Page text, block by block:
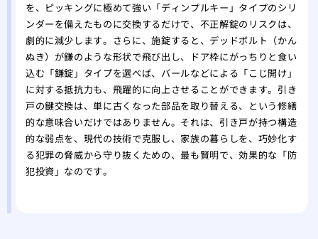
を、ピッキングに極めて強い「ディンプルキー」タイプのシリ
ンダーを備えたものに交換するだけで、不正解錠のリスクは、
劇的に減少します。さらに、施錠すると、デッドボルト（かん
ぬき）が鎌のような形状で飛び出し、ドア枠にがっちりと食い
込む「鎌錠」タイプを選べば、バールなどによる「こじ開け」
に対する抵抗力も、飛躍的に向上させることができます。引き
戸の鍵交換は、単に古くなった部品を取り替える、という修繕
的な意味合いだけではありません。それは、引き戸が持つ構造
的な弱点を、現代の技術で克服し、家族の暮らしを、巧妙化す
る犯罪の脅威から守り抜くための、最も賢明で、効果的な「防
犯投資」なのです。